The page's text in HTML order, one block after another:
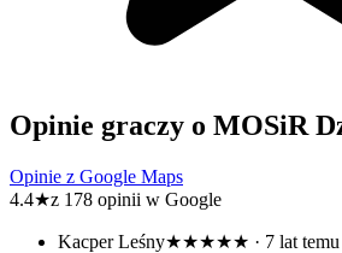
Opinie graczy o MOSiR
Opinie z Google Maps
4.4★z 178 opinii w Google
Kacper Leśny★★★★★ · 7 lat temu